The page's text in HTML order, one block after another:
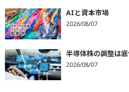
AIと資本市場
2026/08/07
半導体株の調整は
2026/08/07